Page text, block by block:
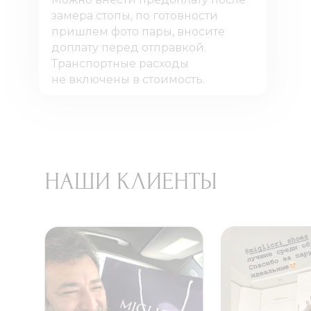
замера стопы, по готовности
пришлем фото пары, вносите
доплату перед отправкой.
Транспортные расходы
не включены в стоимость.
НАШИ КЛИЕНТЫ